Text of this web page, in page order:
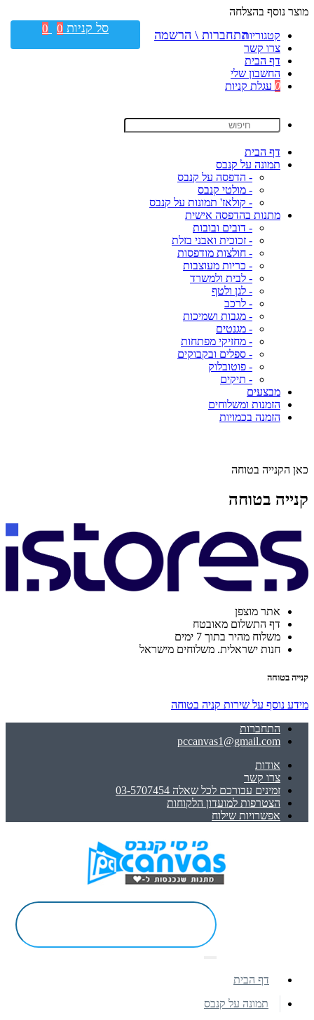
מוצר נוסף בהצלחה
קטגוריות
צרו קשר
דף הבית
החשבון שלי
0 עגלת קניות
דף הבית
תמונה על קנבס
- הדפסה על קנבס
- מולטי קנבס
- קולאז' תמונות על קנבס
מתנות בהדפסה אישית
- דובים ובובות
- זכוכית ואבני בזלת
- חולצות מודפסות
- כריות מעוצבות
- לבית ולמשרד
- לגן ולטף
- לרכב
- מגבות ושמיכות
- מגנטים
- מחזיקי מפתחות
- ספלים ובקבוקים
- פוטובלוק
- תיקים
מבצעים
הזמנות ומשלוחים
הזמנה בכמויות
כאן הקנייה בטוחה
קנייה בטוחה
אתר מוצפן
דף התשלום מאובטח
משלוח מהיר בתוך 7 ימים
חנות ישראלית. משלוחים מישראל
קנייה בטוחה
מידע נוסף על שירות קניה בטוחה
התחברות
pccanvas1@gmail.com
אודות
צרו קשר
זמינים עבורכם לכל שאלה 03-5707454
הצטרפות למועדון הלקוחות
אפשרויות שילוח
התחברות \ הרשמה סל קניות 0
0
דף הבית
תמונה על קנבס